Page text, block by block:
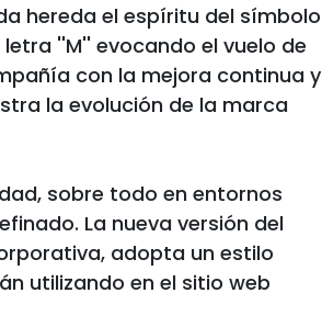
hereda el espíritu del símbolo
''M'' evocando el vuelo de
con la mejora continua y
la evolución de la marca
sobre todo en entornos
La nueva versión del
adopta un estilo
utilizando en el sitio web